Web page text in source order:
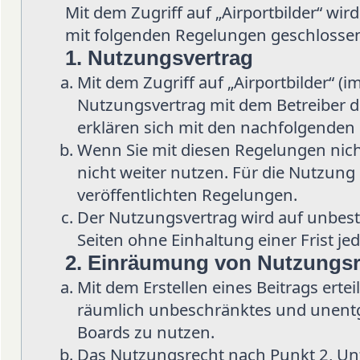
Mit dem Zugriff auf „Airportbilder“
mit folgenden Regelungen
1. Nutzungsvertrag
Mit dem Zugriff auf „Airportbilder“
Nutzungsvertrag mit dem Betreiber
erklären sich mit den
Wenn Sie mit diesen Regelungen
nicht weiter nutzen. Für die Nutzung
veröffentlichten Regelungen.
Der Nutzungsvertrag wird auf
Seiten ohne Einhaltung einer Frist
2. Einräumung von
Mit dem Erstellen eines Beitrags
räumlich unbeschränktes und
Boards zu nutzen.
Das Nutzungsrecht nach Punkt 2,